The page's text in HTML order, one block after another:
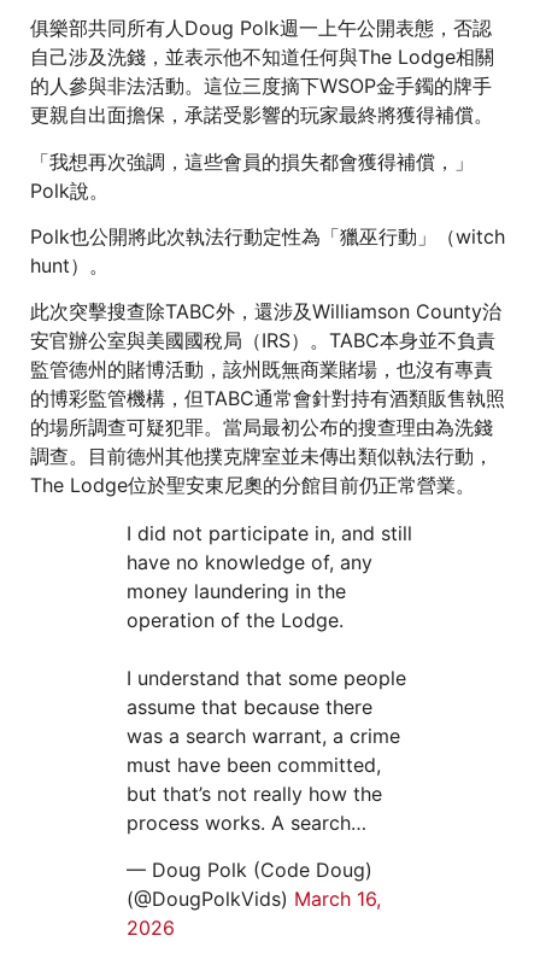
俱樂部共同所有人Doug Polk週一上午公開表態，否認
自己涉及洗錢，並表示他不知道任何與The Lodge相關
的人參與非法活動。這位三度摘下WSOP金手鐲的牌手
更親自出面擔保，承諾受影響的玩家最終將獲得補償。
「我想再次強調，這些會員的損失都會獲得補償，」
Polk說。
Polk也公開將此次執法行動定性為「獵巫行動」（witch
hunt）。
此次突擊搜查除TABC外，還涉及Williamson County治
安官辦公室與美國國稅局（IRS）。TABC本身並不負責
監管德州的賭博活動，該州既無商業賭場，也沒有專責
的博彩監管機構，但TABC通常會針對持有酒類販售執照
的場所調查可疑犯罪。當局最初公布的搜查理由為洗錢
調查。目前德州其他撲克牌室並未傳出類似執法行動，
The Lodge位於聖安東尼奧的分館目前仍正常營業。
I did not participate in, and still
have no knowledge of, any
money laundering in the
operation of the Lodge.
I understand that some people
assume that because there
was a search warrant, a crime
must have been committed,
but that’s not really how the
process works. A search…
— Doug Polk (Code Doug)
(@DougPolkVids) March 16,
2026